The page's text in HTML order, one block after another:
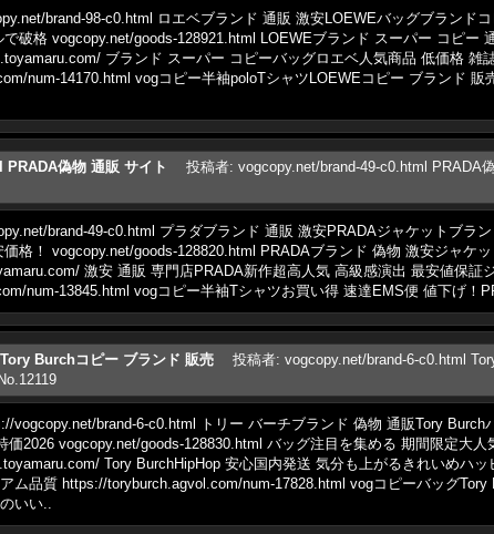
brand-98-c0.html ロエベブランド 通販 激安LOEWEバッグブランド
破格 vogcopy.net/goods-128921.html LOEWEブランド スーパー コピー
ブランド スーパー コピーバッグロエベ人気商品 低価格 雑
num-14170.html vogコピー半袖poloTシャツLOEWEコピー ブランド 販
偽物 通販 サイト 投稿者: vogcopy.net/brand-49-c0.html PRADA
brand-49-c0.html プラダブランド 通販 激安PRADAジャケットブラ
格！ vogcopy.net/goods-128820.html PRADAブランド 偽物 激安ジャケ
激安 通販 専門店PRADA新作超高人気 高級感演出 最安値保証
num-13845.html vogコピー半袖Tシャツお買い得 速達EMS便 値下げ！
Burchコピー ブランド 販売 投稿者: vogcopy.net/brand-6-c0.html
No.12119
vogcopy.net/brand-6-c0.html トリー バーチブランド 偽物 通販Tory Burch
価2026 vogcopy.net/goods-128830.html バッグ注目を集める 期間限定大
Tory BurchHipHop 安心国内発送 気分も上がるきれいめハ
ム品質 https://toryburch.agvol.com/num-17828.html vogコピーバッグ
いい..